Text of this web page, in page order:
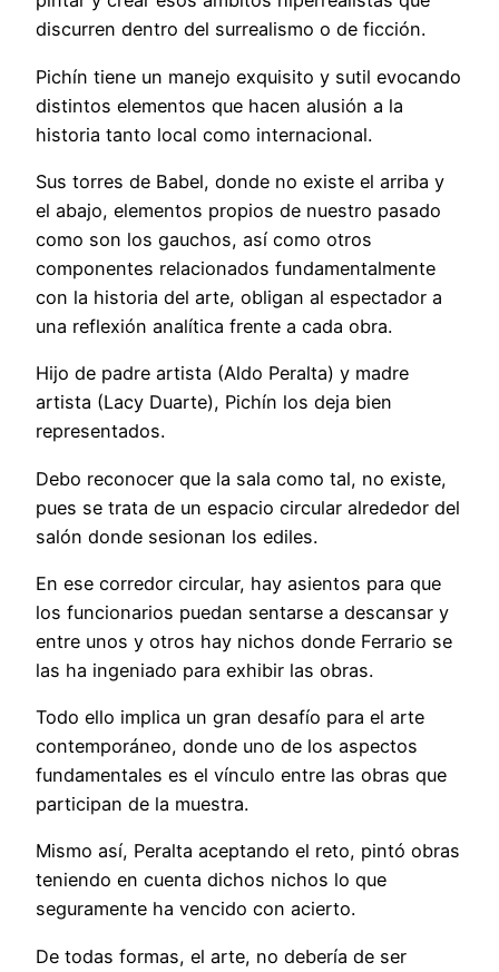
discurren dentro del surrealismo o de ficción.
Pichín tiene un manejo exquisito y sutil evocando
distintos elementos que hacen alusión a la
historia tanto local como internacional.
Sus torres de Babel, donde no existe el arriba y
el abajo, elementos propios de nuestro pasado
como son los gauchos, así como otros
componentes relacionados fundamentalmente
con la historia del arte, obligan al espectador a
una reflexión analítica frente a cada obra.
Hijo de padre artista (Aldo Peralta) y madre
artista (Lacy Duarte), Pichín los deja bien
representados.
Debo reconocer que la sala como tal, no existe,
pues se trata de un espacio circular alrededor del
salón donde sesionan los ediles.
En ese corredor circular, hay asientos para que
los funcionarios puedan sentarse a descansar y
entre unos y otros hay nichos donde Ferrario se
las ha ingeniado para exhibir las obras.
Todo ello implica un gran desafío para el arte
contemporáneo, donde uno de los aspectos
fundamentales es el vínculo entre las obras que
participan de la muestra.
Mismo así, Peralta aceptando el reto, pintó obras
teniendo en cuenta dichos nichos lo que
seguramente ha vencido con acierto.
De todas formas, el arte, no debería de ser